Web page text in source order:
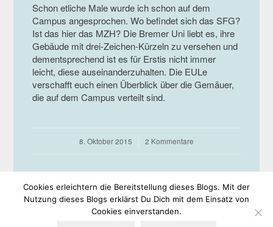
Schon etliche Male wurde ich schon auf dem
Campus angesprochen. Wo befindet sich das SFG?
Ist das hier das MZH? Die Bremer Uni liebt es, ihre
Gebäude mit drei-Zeichen-Kürzeln zu versehen und
dementsprechend ist es für Erstis nicht immer
leicht, diese auseinanderzuhalten. Die EULe
verschafft euch einen Überblick über die Gemäuer,
die auf dem Campus verteilt sind.
8. Oktober 2015
/ 2 Kommentare
Cookies erleichtern die Bereitstellung dieses Blogs. Mit der
Nutzung dieses Blogs erklärst Du Dich mit dem Einsatz von
Cookies einverstanden.